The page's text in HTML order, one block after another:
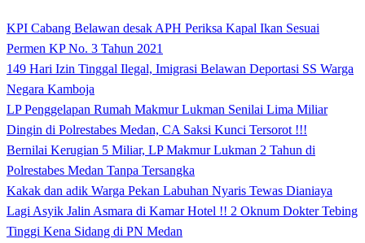
KPI Cabang Belawan desak APH Periksa Kapal Ikan Sesuai
Permen KP No. 3 Tahun 2021
149 Hari Izin Tinggal Ilegal, Imigrasi Belawan Deportasi SS Warga
Negara Kamboja
LP Penggelapan Rumah Makmur Lukman Senilai Lima Miliar
Dingin di Polrestabes Medan, CA Saksi Kunci Tersorot !!!
Bernilai Kerugian 5 Miliar, LP Makmur Lukman 2 Tahun di
Polrestabes Medan Tanpa Tersangka
Kakak dan adik Warga Pekan Labuhan Nyaris Tewas Dianiaya
Lagi Asyik Jalin Asmara di Kamar Hotel !! 2 Oknum Dokter Tebing
Tinggi Kena Sidang di PN Medan